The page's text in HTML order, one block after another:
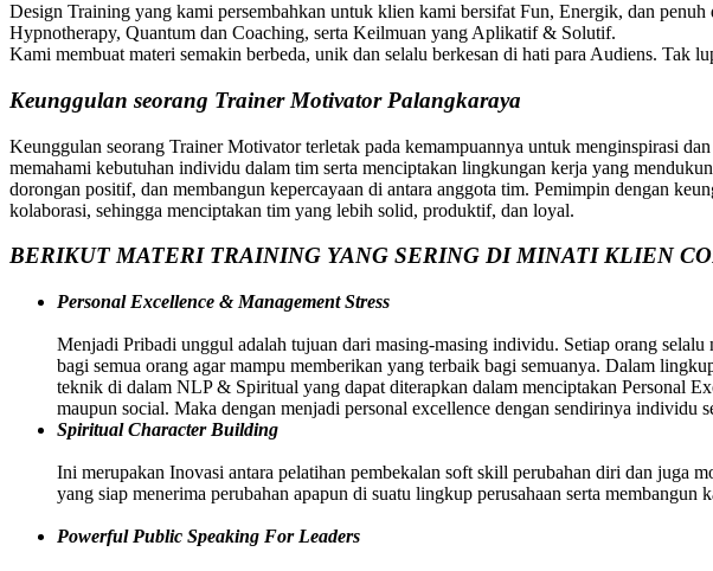
Design Training yang kami persembahkan untuk klien kami bersifat Fun, Energik, dan
Hypnotherapy, Quantum dan Coaching, serta Keilmuan yang Aplikatif & Solutif.
Kami membuat materi semakin berbeda, unik dan selalu berkesan di hati para Audiens. Tak
Keunggulan seorang Trainer Motivator Palangkaraya
Keunggulan seorang Trainer Motivator terletak pada kemampuannya untuk menginspirasi
memahami kebutuhan individu dalam tim serta menciptakan lingkungan kerja yang
dorongan positif, dan membangun kepercayaan di antara anggota tim. Pemimpin dengan
kolaborasi, sehingga menciptakan tim yang lebih solid, produktif, dan loyal.
BERIKUT MATERI TRAINING YANG SERING DI MINATI KLIEN
Personal Excellence & Management Stress
Menjadi Pribadi unggul adalah tujuan dari masing-masing individu. Setiap orang
bagi semua orang agar mampu memberikan yang terbaik bagi semuanya. Dalam
teknik di dalam NLP & Spiritual yang dapat diterapkan dalam menciptakan Personal
maupun social. Maka dengan menjadi personal excellence dengan sendirinya individu
Spiritual Character Building
Ini merupakan Inovasi antara pelatihan pembekalan soft skill perubahan diri dan juga
yang siap menerima perubahan apapun di suatu lingkup perusahaan serta
Powerful Public Speaking For Leaders